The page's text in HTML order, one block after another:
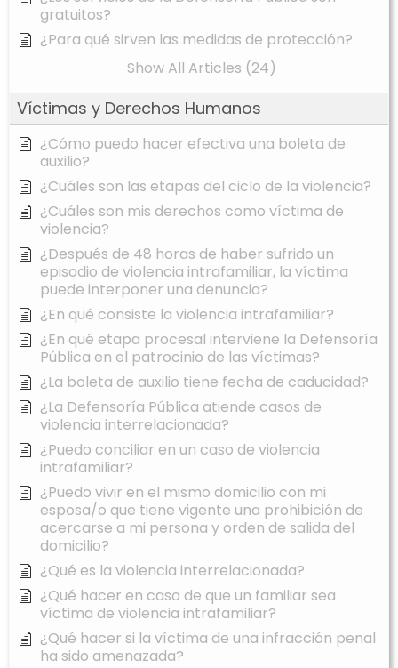
gratuitos?
¿Para qué sirven las medidas de protección?
Show All Articles (24)
Víctimas y Derechos Humanos
¿Cómo puedo hacer efectiva una boleta de
auxilio?
¿Cuáles son las etapas del ciclo de la violencia?
¿Cuáles son mis derechos como víctima de
violencia?
¿Después de 48 horas de haber sufrido un
episodio de violencia intrafamiliar, la víctima
puede interponer una denuncia?
¿En qué consiste la violencia intrafamiliar?
¿En qué etapa procesal interviene la Defensoría
Pública en el patrocinio de las víctimas?
¿La boleta de auxilio tiene fecha de caducidad?
¿La Defensoría Pública atiende casos de
violencia interrelacionada?
¿Puedo conciliar en un caso de violencia
intrafamiliar?
¿Puedo vivir en el mismo domicilio con mi
esposa/o que tiene vigente una prohibición de
acercarse a mi persona y orden de salida del
domicilio?
¿Qué es la violencia interrelacionada?
¿Qué hacer en caso de que un familiar sea
víctima de violencia intrafamiliar?
¿Qué hacer si la víctima de una infracción penal
ha sido amenazada?